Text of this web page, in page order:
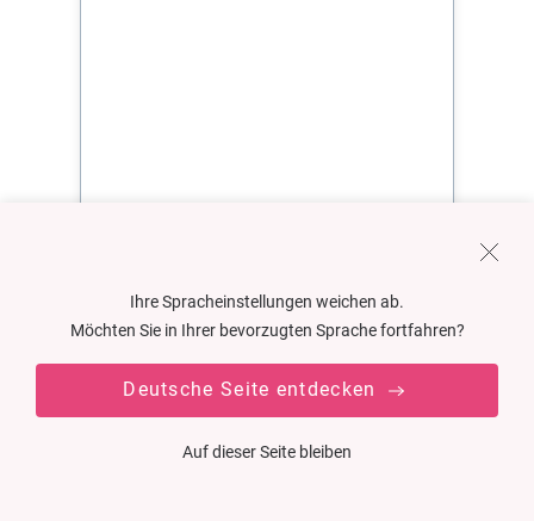
Ihre Spracheinstellungen weichen ab.
Möchten Sie in Ihrer bevorzugten Sprache fortfahren?
Deutsche Seite entdecken
Auf dieser Seite bleiben